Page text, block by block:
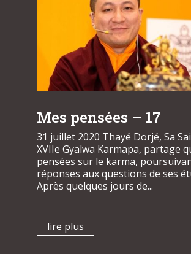
Mes pensées – 17
31 juillet 2020 Thayé Dorjé, Sa
XVIIe Gyalwa Karmapa, partage
pensées sur le karma,
réponses aux questions de ses
Après quelques jours de...
lire plus